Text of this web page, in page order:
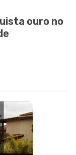
ouro no